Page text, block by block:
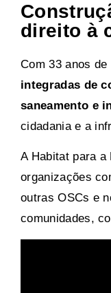
direito à
Com 33 anos
integradas de
saneamento e
cidadania e a
A Habitat para
organizações
outras OSCs e
comunidades,